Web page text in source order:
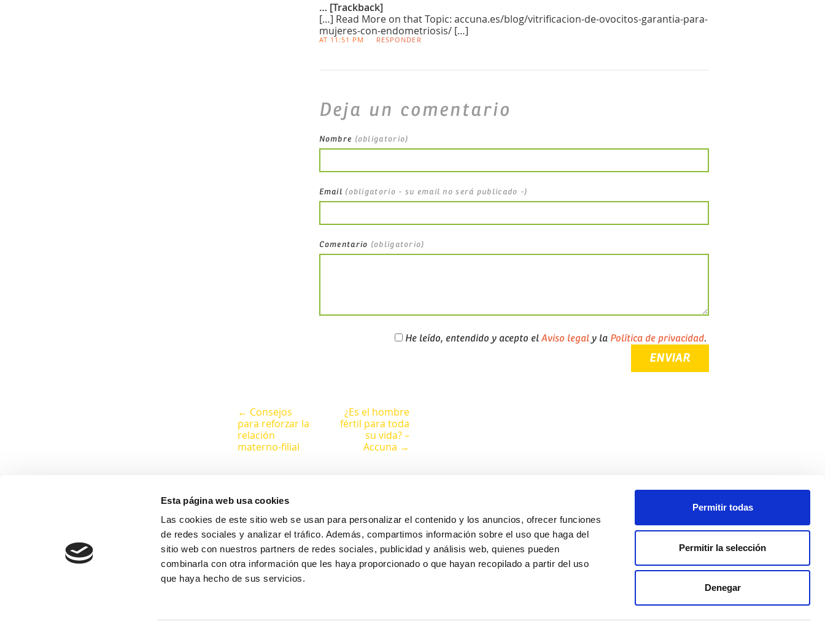
Esta página web usa cookies
Las cookies de este sitio web se usan para personalizar el contenido y los anuncios, ofrecer funciones
de redes sociales y analizar el tráfico. Además, compartimos información sobre el uso que haga del
sitio web con nuestros partners de redes sociales, publicidad y análisis web, quienes pueden
combinarla con otra información que les haya proporcionado o que hayan recopilado a partir del uso
que haya hecho de sus servicios.
Permitir todas
Permitir la selección
Denegar
… [Trackback]
[…] Read More on that Topic: accuna.es/blog/vitrificacion-de-ovocitos-garantia-para-
mujeres-con-endometriosis/ […]
AT 11:51 PM RESPONDER
Deja un comentario
Nombre (obligatorio)
Email (obligatorio - su email no será publicado -)
Comentario (obligatorio)
He leído, entendido y acepto el Aviso legaly la Política de privacidad.
← Consejos
para reforzar la
relación
materno-filial
¿Es el hombre
fértil para toda
su vida? –
Accuna →
Avda. Pintor Xavier Soler, 18 (Rotonda Jesuitas)
03015 Alicante
Política de cookies
Todos los derechos reservados